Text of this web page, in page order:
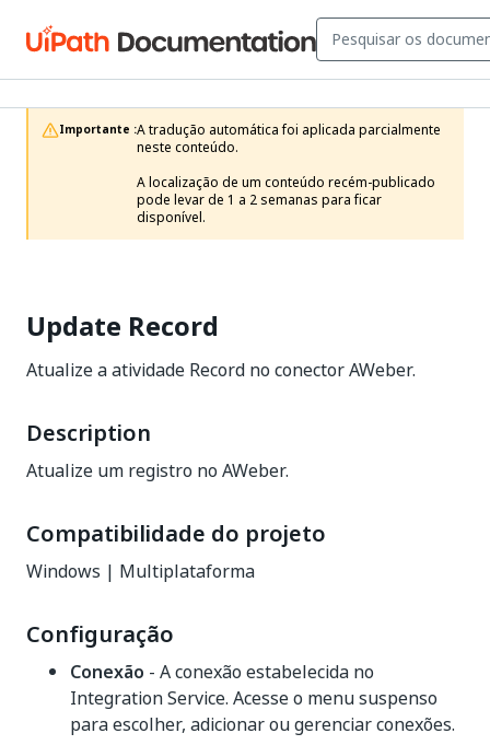
Importante :A tradução automática foi aplicada parcialmente
neste conteúdo.
A localização de um conteúdo recém-publicado
pode levar de 1 a 2 semanas para ficar
disponível.
Update Record
Atualize a atividade Record no conector AWeber.
Description
Atualize um registro no AWeber.
Compatibilidade do projeto
Windows | Multiplataforma
Configuração
Conexão - A conexão estabelecida no
Integration Service. Acesse o menu suspenso
para escolher, adicionar ou gerenciar conexões.